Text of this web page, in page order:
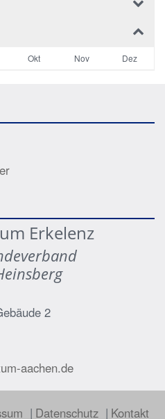
Okt Nov Dez
Erkelenz
2
aachen.de
Datenschutz Kontakt